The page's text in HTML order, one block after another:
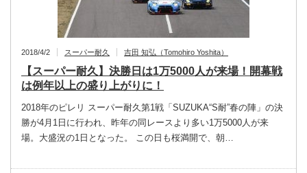
2018/4/2 スーパー耐久 吉田 知弘（Tomohiro Yoshita）
【スーパー耐久】決勝日は1万5000人が来場！開幕戦
は例年以上の盛り上がりに！
2018年のピレリ スーパー耐久第1戦「SUZUKA“S耐”春の陣」の決
勝が4月1日に行われ、昨年の同レースより多い1万5000人が来
場。大盛況の1日となった。 この日も桜満開で、朝…